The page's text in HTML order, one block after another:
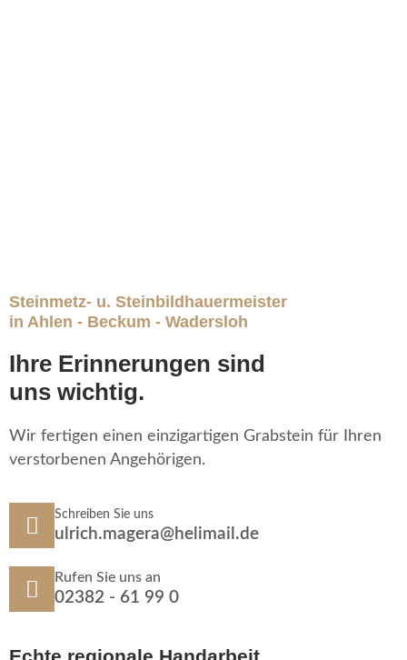
Steinmetz- u. Steinbildhauermeister
in Ahlen - Beckum - Wadersloh
Ihre Erinnerungen sind
uns wichtig.
Wir fertigen einen einzigartigen Grabstein für Ihren
verstorbenen Angehörigen.
Schreiben Sie uns
ulrich.magera@helimail.de
Rufen Sie uns an
02382 - 61 99 0